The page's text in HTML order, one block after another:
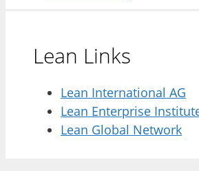
Lean Links
Lean International AG
Lean Enterprise
Lean Global Network